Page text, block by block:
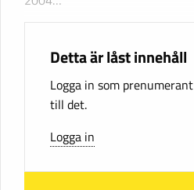
Detta är låst innehåll
Logga in som
till det.
Logga in